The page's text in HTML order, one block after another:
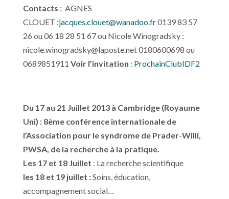
Contacts : AGNES
CLOUET :jacques.clouet@wanadoo.fr0139 83 57
26 ou 06 18 28 51 67 ou Nicole Winogradsky :
nicole.winogradsky@laposte.net0180600698 ou
0689851911 Voir l’invitation : ProchainClubIDF2
Du 17 au 21 Juillet 2013 à Cambridge (Royaume
Uni) : 8ème conférence internationale de
l’Association pour le syndrome de Prader-Willi,
PWSA, de la recherche à la pratique.
Les 17 et 18 Juillet : La recherche scientifique
les 18 et 19 juillet :Soins, éducation,
accompagnement social…